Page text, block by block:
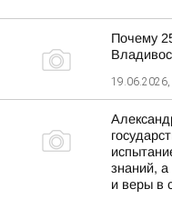
Почему
знаний,
и веры в